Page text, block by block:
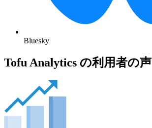
Bluesky
Tofu Analytics の利用者の声